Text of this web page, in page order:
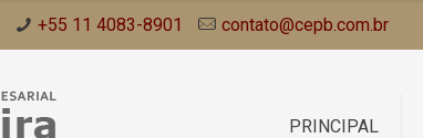
+55 11 4083-8901 contato@cepb.com.br
PRINCIPAL